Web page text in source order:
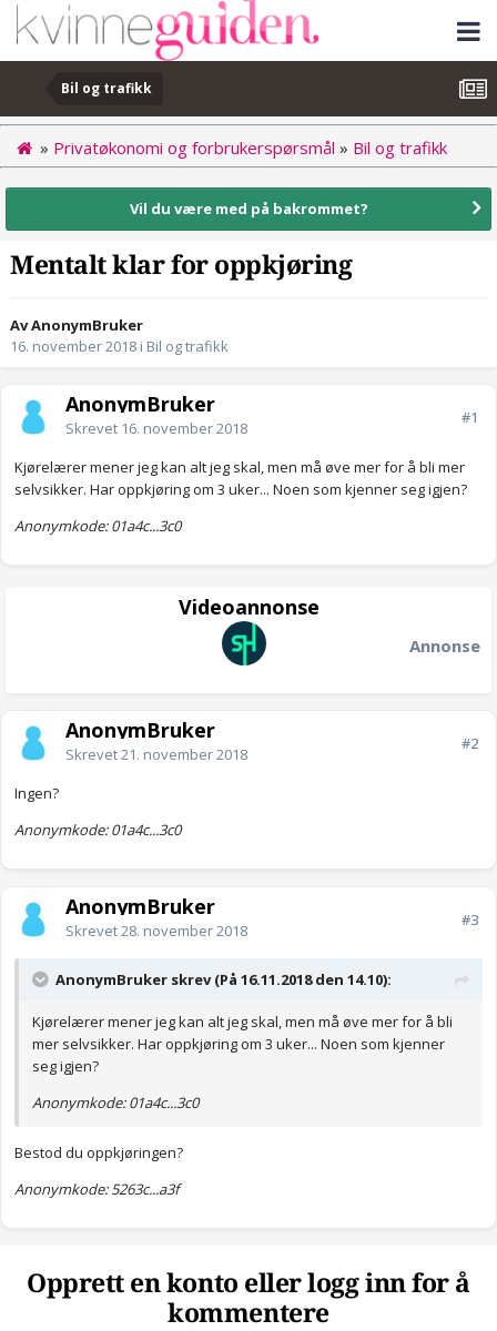
Bil og trafikk
» Privatøkonomi og forbrukerspørsmål » Bil og trafikk
Vil du være med på bakrommet?
Mentalt klar for oppkjøring
Av AnonymBruker
16. november 2018 i Bil og trafikk
AnonymBruker
Skrevet 16. november 2018
#1
Kjørelærer mener jeg kan alt jeg skal, men må øve mer for å bli mer
selvsikker. Har oppkjøring om 3 uker... Noen som kjenner seg igjen?
Anonymkode: 01a4c...3c0
Videoannonse
Annonse
AnonymBruker
Skrevet21. november 2018
#2
Ingen?
Anonymkode: 01a4c...3c0
AnonymBruker
Skrevet28. november 2018
#3
AnonymBruker skrev (På 16.11.2018 den 14.10):
Kjørelærer mener jeg kan alt jeg skal, men må øve mer for å bli
mer selvsikker. Har oppkjøring om 3 uker... Noen som kjenner
seg igjen?
Anonymkode: 01a4c...3c0
Bestod du oppkjøringen?
Anonymkode: 5263c...a3f
Opprett en konto eller logg inn for å
kommentere